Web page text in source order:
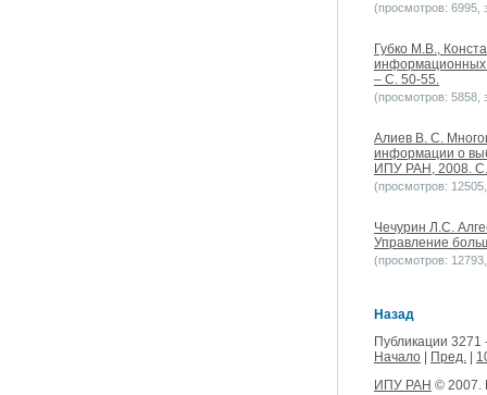
(просмотров: 6995,
Губко М.В.,
информационных
– С. 50-55.
(просмотров: 5858,
Алиев В. С.
информации о
ИПУ РАН, 2008.
(просмотров:
Чечурин Л.С.
Управление
(просмотров:
Назад
Публикации 3271
Начало
Пред.
ИПУ РАН © 2007.